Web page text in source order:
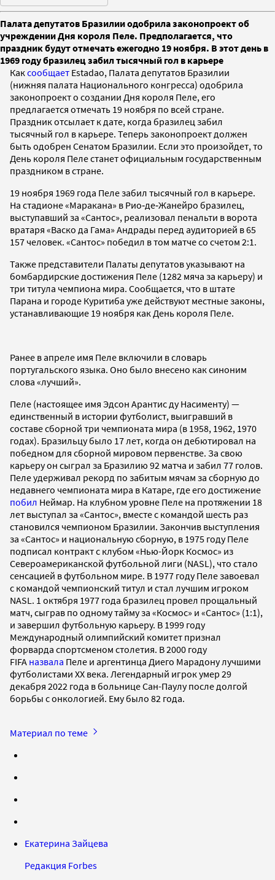
Палата депутатов Бразилии одобрила законопроект об
учреждении Дня короля Пеле. Предполагается, что
праздник будут отмечать ежегодно 19 ноября. В этот день в
1969 году бразилец забил тысячный гол в карьере
Каксообщает Estadao, Палата депутатов Бразилии
(нижняя палата Национального конгресса) одобрила
законопроект о создании Дня короля Пеле, его
предлагается отмечать 19 ноября по всей стране.
Праздник отсылает к дате, когда бразилец забил
тысячный гол в карьере. Теперь законопроект должен
быть одобрен Сенатом Бразилии. Если это произойдет, то
День короля Пеле станет официальным государственным
праздником в стране.
19 ноября 1969 года Пеле забил тысячный гол в карьере.
На стадионе «Маракана» в Рио‑де‑Жанейро бразилец,
выступавший за «Сантос», реализовал пенальти в ворота
вратаря «Васко да Гама» Андрады перед аудиторией в 65
157 человек. «Сантос» победил в том матче со счетом 2:1.
Также представители Палаты депутатов указывают на
бомбардирские достижения Пеле (1282 мяча за карьеру) и
три титула чемпиона мира. Сообщается, что в штате
Парана и городе Куритиба уже действуют местные законы,
устанавливающие 19 ноября как День короля Пеле.
Ранее в апреле имя Пеле включили в словарь
португальского языка. Оно было внесено как синоним
слова «лучший».
Пеле (настоящее имя Эдсон Арантис ду Насименту) —
единственный в истории футболист, выигравший в
составе сборной три чемпионата мира (в 1958, 1962, 1970
годах). Бразильцу было 17 лет, когда он дебютировал на
победном для сборной мировом первенстве. За свою
карьеру он сыграл за Бразилию 92 матча и забил 77 голов.
Пеле удерживал рекорд по забитым мячам за сборную до
недавнего чемпионата мира в Катаре, где его достижение
побил Неймар. На клубном уровне Пеле на протяжении 18
лет выступал за «Сантос», вместе с командой шесть раз
становился чемпионом Бразилии. Закончив выступления
за «Сантос» и национальную сборную, в 1975 году Пеле
подписал контракт с клубом «Нью-Йорк Космос» из
Североамериканской футбольной лиги (NASL), что стало
сенсацией в футбольном мире. В 1977 году Пеле завоевал
с командой чемпионский титул и стал лучшим игроком
NASL. 1 октября 1977 года бразилец провел прощальный
матч, сыграв по одному тайму за «Космос» и «Сантос» (1:1),
и завершил футбольную карьеру. В 1999 году
Международный олимпийский комитет признал
форварда спортсменом столетия. В 2000 году
FIFA назвала Пеле и аргентинца Диего Марадону лучшими
футболистами XX века. Легендарный игрок умер 29
декабря 2022 года в больнице Сан-Паулу после долгой
борьбы с онкологией. Ему было 82 года.
Материал по теме
Екатерина Зайцева
Редакция Forbes